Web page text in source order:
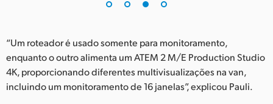
“Um roteador é usado somente para monitoramento,
enquanto o outro alimenta um ATEM 2 M/E Production Studio
4K, proporcionando diferentes multivisualizações na van,
incluindo um monitoramento de 16 janelas”, explicou Pauli.